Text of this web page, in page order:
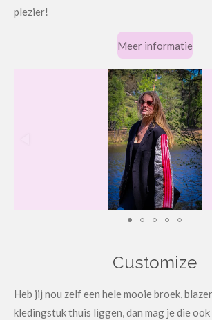
plezier!
Meer informatie
Customize
Heb jij nou zelf een hele mooie broek,
kledingstuk thuis liggen, dan mag je die